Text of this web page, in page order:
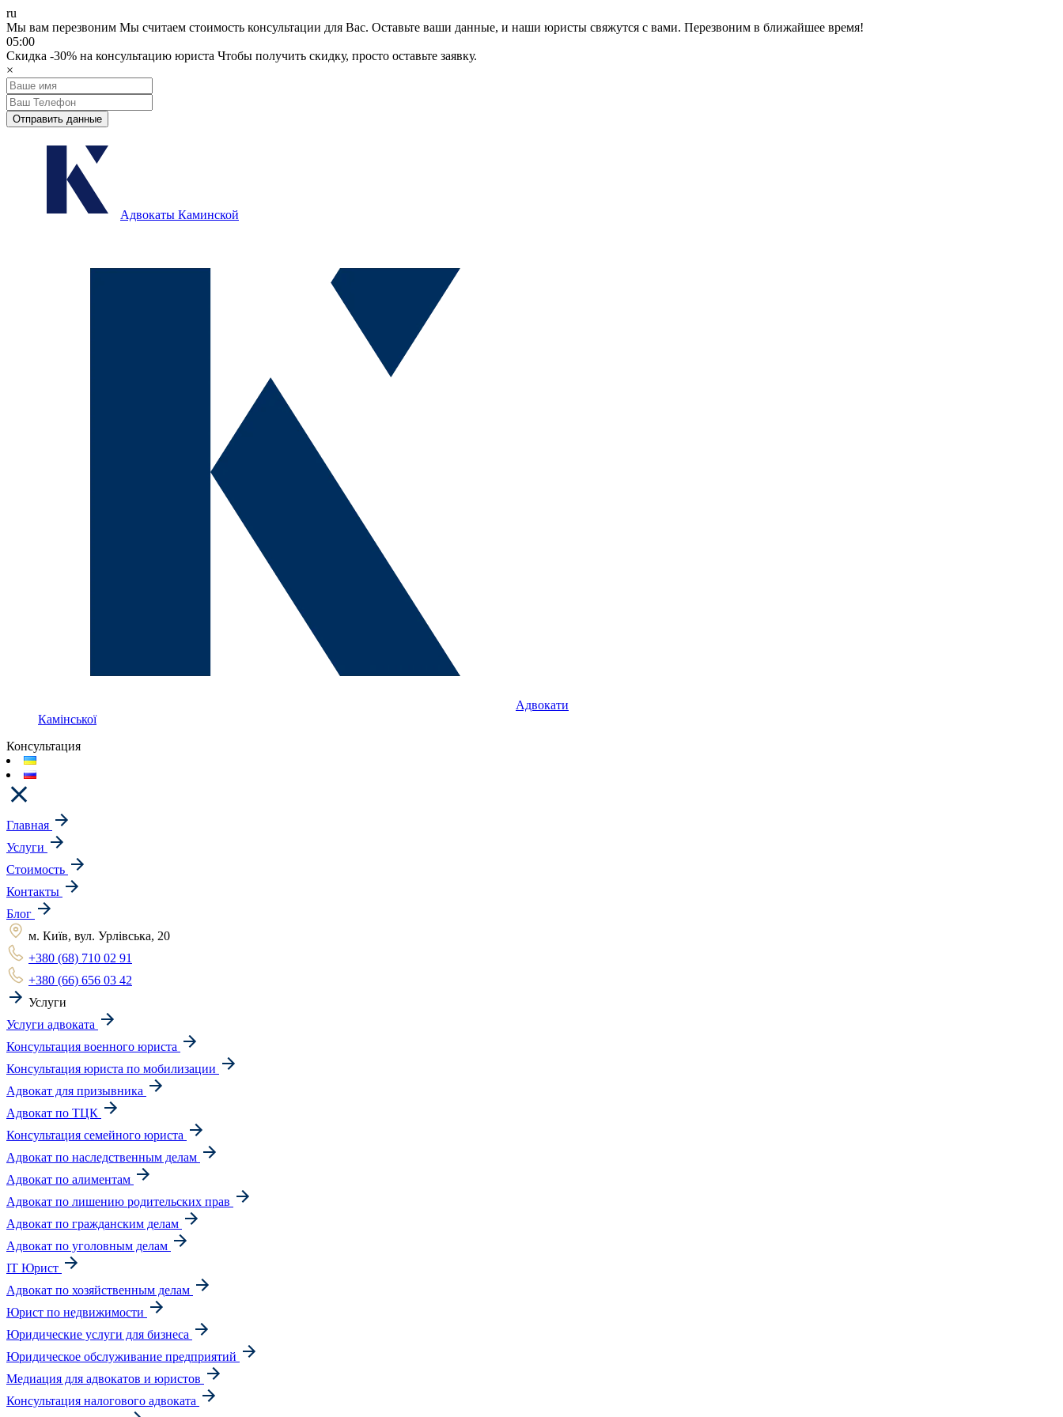
ru
Мы вам перезвоним Мы считаем стоимость консультации для Вас. Оставьте ваши данные, и наши юристы свяжутся с вами. Перезвоним в ближайшее время!
05:00
Скидка -30% на консультацию юриста Чтобы получить скидку, просто оставьте заявку.
×
Отправить данные
Адвокаты Каминской
Адвокати
Камінської
Консультация
Главная
Услуги
Стоимость
Контакты
Блог
м. Київ, вул. Урлівська, 20
+380 (68) 710 02 91
+380 (66) 656 03 42
Услуги
Услуги адвоката
Консультация военного юриста
Консультация юриста по мобилизации
Адвокат для призывника
Адвокат по ТЦК
Консультация семейного юриста
Адвокат по наследственным делам
Адвокат по алиментам
Адвокат по лишению родительских прав
Адвокат по гражданским делам
Адвокат по уголовным делам
IT Юрист
Адвокат по хозяйственным делам
Юрист по недвижимости
Юридические услуги для бизнеса
Юридическое обслуживание предприятий
Медиация для адвокатов и юристов
Консультация налогового адвоката